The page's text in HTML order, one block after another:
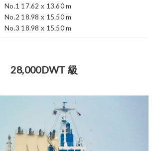
No.1 17.62 x 13.60 m
No.2 18.98 x 15.50 m
No.3 18.98 x 15.50 m
28,000DWT 級